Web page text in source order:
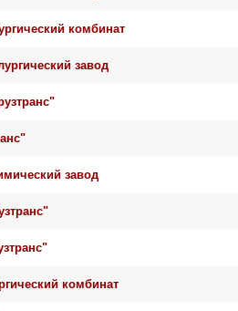
комбинат
завод
завод
комбинат